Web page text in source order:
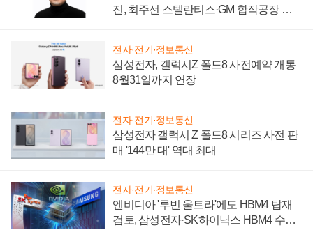
진, 최주선 스텔란티스·GM 합작공장 건
전자·전기·정보통신
삼성전자, 갤럭시Z 폴드8 사전예약 개통
8월31일까지 연장
전자·전기·정보통신
삼성전자 갤럭시 Z 폴드8 시리즈 사전 판
매 '144만 대' 역대 최대
전자·전기·정보통신
엔비디아 '루빈 울트라'에도 HBM4 탑재
검토, 삼성전자·SK하이닉스 HBM4 수율